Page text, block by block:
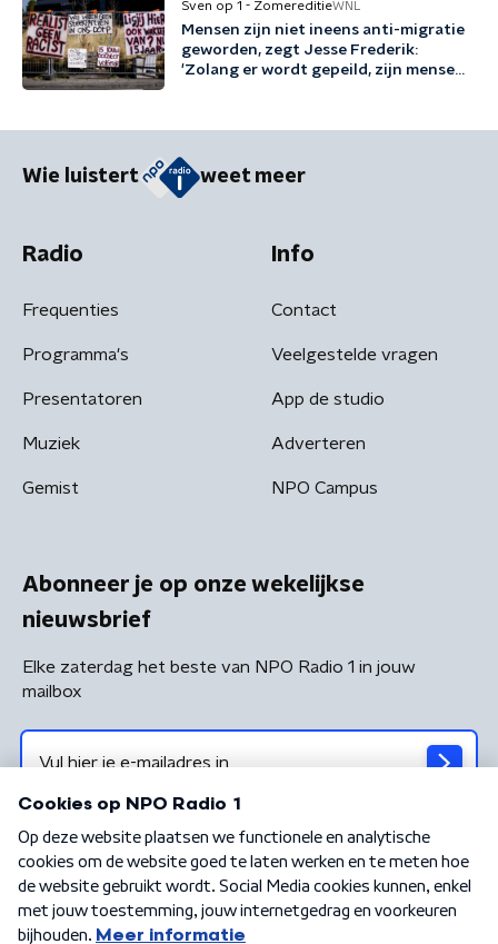
Sven op 1 - ZomereditieWNL
Mensen zijn niet ineens anti-migratie
geworden, zegt Jesse Frederik:
'Zolang er wordt gepeild, zijn mensen
Wie luistert weet meer
Radio
Frequenties
Programma's
Presentatoren
Muziek
Gemist
Info
Contact
Veelgestelde vragen
App de studio
Adverteren
NPO Campus
Abonneer je op onze wekelijkse
nieuwsbrief
Elke zaterdag het beste van NPO Radio 1 in jouw
mailbox
Algemene voorwaarden